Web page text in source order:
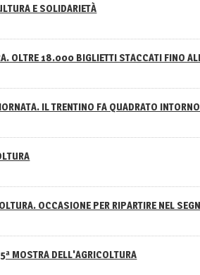
E SOLIDARIETÀ
OLTRE 18.000 BIGLIETTI STACCATI FINO
IL TRENTINO FA QUADRATO
OCCASIONE PER RIPARTIRE NEL
MOSTRA DELL'AGRICOLTURA